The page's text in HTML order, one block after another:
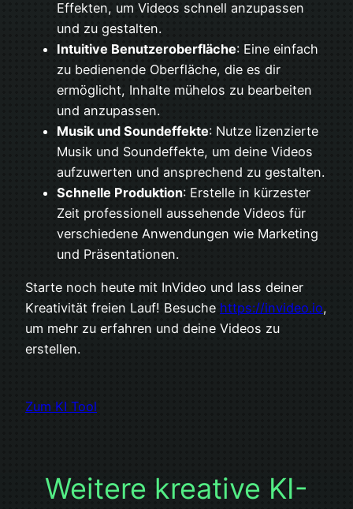
Effekten, um Videos schnell anzupassen
und zu gestalten.
Intuitive Benutzeroberfläche: Eine einfach
zu bedienende Oberfläche, die es dir
ermöglicht, Inhalte mühelos zu bearbeiten
und anzupassen.
Musik und Soundeffekte: Nutze lizenzierte
Musik und Soundeffekte, um deine Videos
aufzuwerten und ansprechend zu gestalten.
Schnelle Produktion: Erstelle in kürzester
Zeit professionell aussehende Videos für
verschiedene Anwendungen wie Marketing
und Präsentationen.
Starte noch heute mit InVideo und lass deiner
Kreativität freien Lauf! Besuche https://invideo.io,
um mehr zu erfahren und deine Videos zu
erstellen.
Zum KI Tool
Weitere kreative KI-